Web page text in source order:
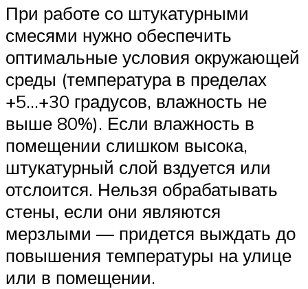
При работе со штукатурными
смесями нужно обеспечить
оптимальные условия окружающей
среды (температура в пределах
+5…+30 градусов, влажность не
выше 80%). Если влажность в
помещении слишком высока,
штукатурный слой вздуется или
отслоится. Нельзя обрабатывать
стены, если они являются
мерзлыми — придется выждать до
повышения температуры на улице
или в помещении.